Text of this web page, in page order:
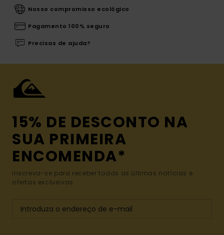
Nosso compromisso ecológico
Pagamento 100% seguro
Precisas de ajuda?
15% DE DESCONTO NA
SUA PRIMEIRA
ENCOMENDA*
Inscreva-se para receber todas as últimas notícias e
ofertas exclusivas.